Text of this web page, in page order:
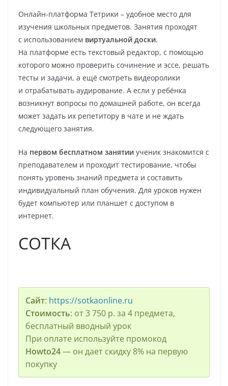
Онлайн-платформа Тетрики – удобное место для
изучения школьных предметов. Занятия проходят
с использованием виртуальной доски.
На платформе есть текстовый редактор, с помощью
которого можно проверить сочинение и эссе, решать
тесты и задачи, а ещё смотреть видеоролики
и отрабатывать аудирование. А если у ребёнка
возникнут вопросы по домашней работе, он всегда
может задать их репетитору в чате и не ждать
следующего занятия.
На первом бесплатном занятии ученик знакомится с
преподавателем и проходит тестирование, чтобы
понять уровень знаний предмета и составить
индивидуальный план обучения. Для уроков нужен
будет компьютер или планшет с доступом в
интернет.
СОТКА
Сайт: https://sotkaonline.ru
Стоимость: от 3 750 р. за 4 предмета,
бесплатный вводный урок
При оплате используйте промокод
Howto24— он дает скидку 8% на первую
покупку